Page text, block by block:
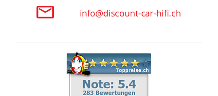
info@discount-car-hifi.ch